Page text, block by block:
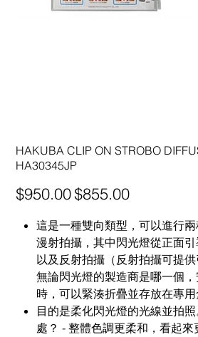
HAKUBA CLIP ON STROBO
HA30345JP
原
始
$950.00
促
銷
$855.00
這是一種雙向類型，可以進行兩
漫射拍攝，其中閃光燈從正面引
以及反射拍攝（反射拍攝可提供
無論閃光燈的製造商是哪一個
時，可以緊湊折疊並存放在專用
目的是柔化閃光燈的光線並拍
處？ - 整體色調更柔和，看起